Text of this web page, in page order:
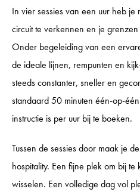
INCENTIVES
GP CARS
SHOWROOM
KALENDER
In vier sessies van een uur heb je
circuit te verkennen en je
Onder begeleiding van een
de ideale lijnen, rempunten en
steeds constanter, sneller en
standaard 50 minuten één-op-
instructie is per uur bij te boeken.
Tussen de sessies door maak je
hospitality. Een fijne plek om bij
wisselen. Een volledige dag vol